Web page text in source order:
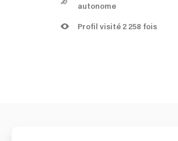
autonome
Profil visité 2 258 fois